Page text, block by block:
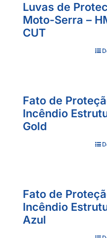
Luvas de
Moto-Serra –
CUT
Fato de
Incêndio
Gold
Fato de
Incêndio
Azul